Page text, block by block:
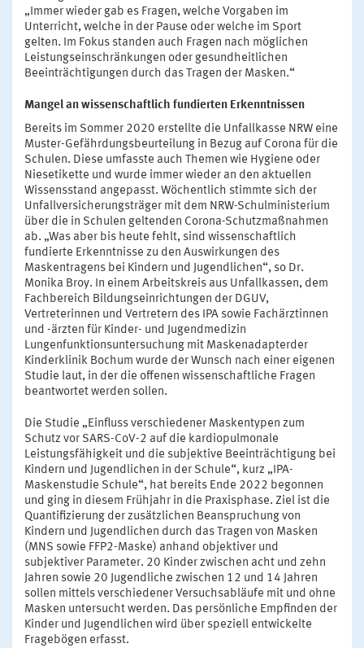
„Immer wieder gab es Fragen, welche Vorgaben im
Unterricht, welche in der Pause oder welche im Sport
gelten. Im Fokus standen auch Fragen nach möglichen
Leistungseinschränkungen oder gesundheitlichen
Beeinträchtigungen durch das Tragen der Masken.“
Mangel an wissenschaftlich fundierten Erkenntnissen
Bereits im Sommer 2020 erstellte die Unfallkasse NRW eine
Muster-Gefährdungsbeurteilung in Bezug auf Corona für die
Schulen. Diese umfasste auch Themen wie Hygiene oder
Niesetikette und wurde immer wieder an den aktuellen
Wissensstand angepasst. Wöchentlich stimmte sich der
Unfallversicherungsträger mit dem NRW-Schulministerium
über die in Schulen geltenden Corona-Schutzmaßnahmen
ab. „Was aber bis heute fehlt, sind wissenschaftlich
fundierte Erkenntnisse zu den Auswirkungen des
Maskentragens bei Kindern und Jugendlichen“, so Dr.
Monika Broy. In einem Arbeitskreis aus Unfallkassen, dem
Fachbereich Bildungseinrichtungen der DGUV,
Vertreterinnen und Vertretern des IPA sowie Fachärztinnen
und -ärzten für Kinder- und Jugendmedizin
Lungenfunktionsuntersuchung mit Maskenadapterder
Kinderklinik Bochum wurde der Wunsch nach einer eigenen
Studie laut, in der die offenen wissenschaftliche Fragen
beantwortet werden sollen.
Die Studie „Einfluss verschiedener Maskentypen zum
Schutz vor SARS-CoV-2 auf die kardiopulmonale
Leistungsfähigkeit und die subjektive Beeinträchtigung bei
Kindern und Jugendlichen in der Schule“, kurz „IPA-
Maskenstudie Schule“, hat bereits Ende 2022 begonnen
und ging in diesem Frühjahr in die Praxisphase. Ziel ist die
Quantifizierung der zusätzlichen Beanspruchung von
Kindern und Jugendlichen durch das Tragen von Masken
(MNS sowie FFP2-Maske) anhand objektiver und
subjektiver Parameter. 20 Kinder zwischen acht und zehn
Jahren sowie 20 Jugendliche zwischen 12 und 14 Jahren
sollen mittels verschiedener Versuchsabläufe mit und ohne
Masken untersucht werden. Das persönliche Empfinden der
Kinder und Jugendlichen wird über speziell entwickelte
Fragebögen erfasst.